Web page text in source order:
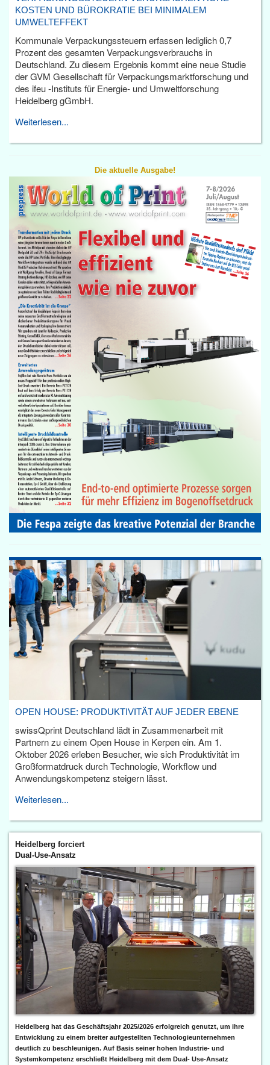
KOSTEN UND BÜROKRATIE BEI MINIMALEM
UMWELTEFFEKT
Kommunale Verpackungssteuern erfassen lediglich 0,7
Prozent des gesamten Verpackungsverbrauchs in
Deutschland. Zu diesem Ergebnis kommt eine neue Studie
der GVM Gesellschaft für Verpackungsmarktforschung und
des ifeu -Instituts für Energie- und Umweltforschung
Heidelberg gGmbH.
Weiterlesen...
Die aktuelle Ausgabe!
OPEN HOUSE: PRODUKTIVITÄT AUF JEDER EBENE
swissQprint Deutschland lädt in Zusammenarbeit mit
Partnern zu einem Open House in Kerpen ein. Am 1.
Oktober 2026 erleben Besucher, wie sich Produktivität im
Großformatdruck durch Technologie, Workflow und
Anwendungskompetenz steigern lässt.
Weiterlesen...
Heidelberg forciert
Dual-Use-Ansatz
Heidelberg hat das Geschäftsjahr 2025/2026 erfolgreich genutzt, um ihre
Entwicklung zu einem breiter aufgestellten Technologieunternehmen
deutlich zu beschleunigen. Auf Basis seiner hohen Industrie- und
Systemkompetenz erschließt Heidelberg mit dem Dual- Use-Ansatz